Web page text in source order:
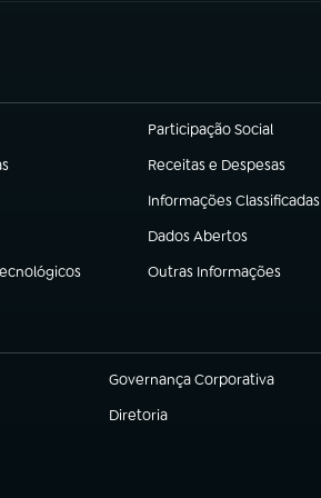
Participação Social
(abre em nova aba)
Receitas e Despesas
(abre em nova aba)
Informações Classificadas
(abre em nova aba)
Dados Abertos
(abre em nova aba)
Outras Informações
(abre em nova aba)
Governança Corporativa
(abre em nova aba)
Diretoria
(abre em nova aba)